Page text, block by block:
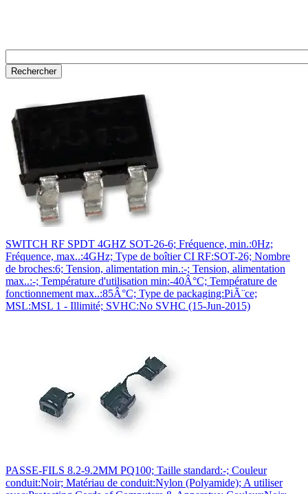
SWITCH RF SPDT 4GHZ SOT-26-6; Fréquence, min.:0Hz;
Fréquence, max..:4GHz; Type de boîtier CI RF:SOT-26; Nombre
de broches:6; Tension, alimentation min.:-; Tension, alimentation
max..:-; Température d'utilisation min:-40Â°C; Température de
fonctionnement max..:85Â°C; Type de packaging:PiÃ¨ce;
MSL:MSL 1 - Illimité; SVHC:No SVHC (15-Jun-2015)
PASSE-FILS 8.2-9.2MM PQ100; Taille standard:-; Couleur
conduit:Noir; Matériau de conduit:Nylon (Polyamide); A utiliser